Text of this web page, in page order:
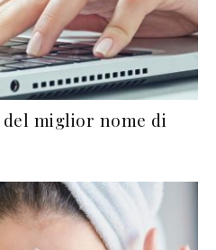
miglior nome di